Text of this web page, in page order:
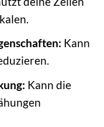
Kann
Kann die